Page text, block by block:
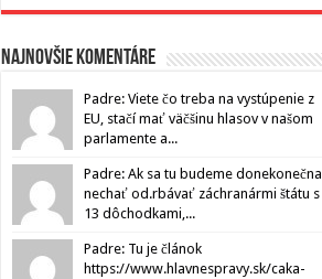
Najnovšie komentáre
Padre: Viete čo treba na vystúpenie z
EU, stačí mať väčšinu hlasov v našom
parlamente a...
Padre: Ak sa tu budeme donekonečna
nechať od.rbávať záchranármi štátu s
13 dôchodkami,...
Padre: Tu je článok
https://www.hlavnespravy.sk/caka-